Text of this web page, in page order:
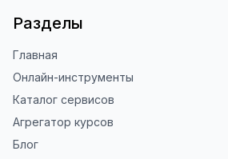
Разделы
Главная
Онлайн-инструменты
Каталог сервисов
Агрегатор курсов
Блог